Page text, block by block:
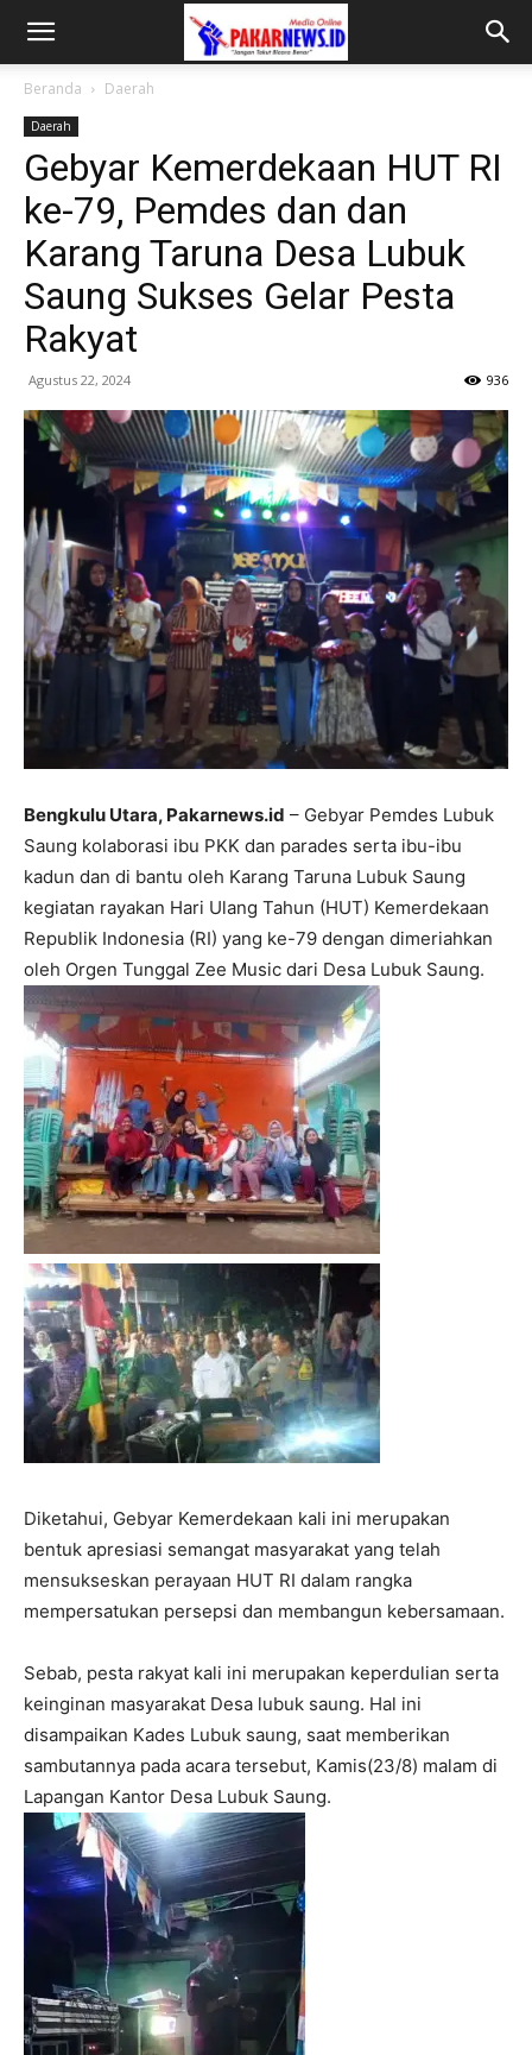
Beranda Daerah
Daerah
Gebyar Kemerdekaan HUT RI
ke-79, Pemdes dan dan
Karang Taruna Desa Lubuk
Saung Sukses Gelar Pesta
Rakyat
Agustus 22, 2024 936
Bengkulu Utara, Pakarnews.id – Gebyar Pemdes Lubuk
Saung kolaborasi ibu PKK dan parades serta ibu-ibu
kadun dan di bantu oleh Karang Taruna Lubuk Saung
kegiatan rayakan Hari Ulang Tahun (HUT) Kemerdekaan
Republik Indonesia (RI) yang ke-79 dengan dimeriahkan
oleh Orgen Tunggal Zee Music dari Desa Lubuk Saung.
Diketahui, Gebyar Kemerdekaan kali ini merupakan
bentuk apresiasi semangat masyarakat yang telah
mensukseskan perayaan HUT RI dalam rangka
mempersatukan persepsi dan membangun kebersamaan.
Sebab, pesta rakyat kali ini merupakan keperdulian serta
keinginan masyarakat Desa lubuk saung. Hal ini
disampaikan Kades Lubuk saung, saat memberikan
sambutannya pada acara tersebut, Kamis(23/8) malam di
Lapangan Kantor Desa Lubuk Saung.